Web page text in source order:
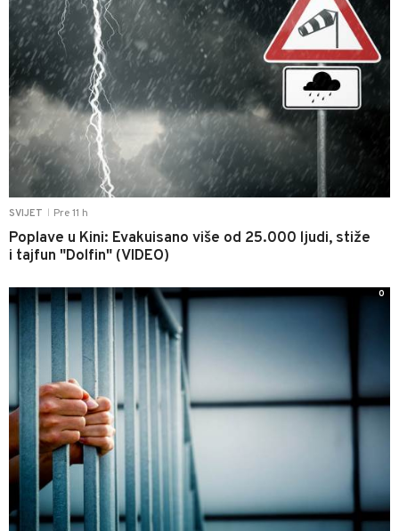
SVIJET Pre 11 h
Poplave u Kini: Evakuisano više od 25.000 ljudi, stiže
i tajfun "Dolfin" (VIDEO)
0